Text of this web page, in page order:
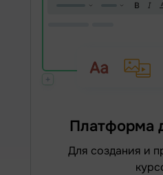
Платформа
для создания и продаж онлайн-